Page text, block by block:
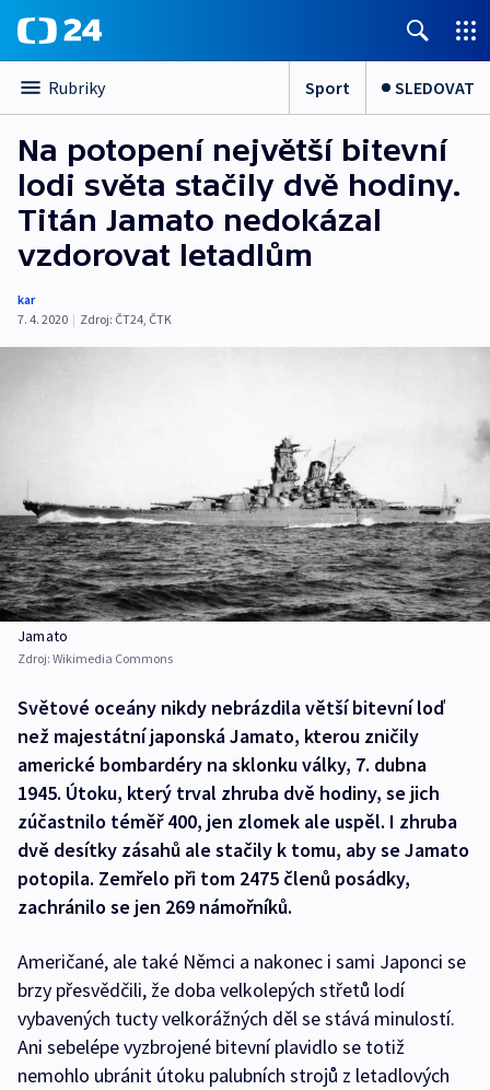
Rubriky Sport SLEDOVAT
Na potopení největší bitevní
lodi světa stačily dvě hodiny.
Titán Jamato nedokázal
vzdorovat letadlům
kar
7. 4. 2020 | Zdroj: ČT24, ČTK
Jamato
Zdroj: Wikimedia Commons
Světové oceány nikdy nebrázdila větší bitevní loď
než majestátní japonská Jamato, kterou zničily
americké bombardéry na sklonku války, 7. dubna
1945. Útoku, který trval zhruba dvě hodiny, se jich
zúčastnilo téměř 400, jen zlomek ale uspěl. I zhruba
dvě desítky zásahů ale stačily k tomu, aby se Jamato
potopila. Zemřelo při tom 2475 členů posádky,
zachránilo se jen 269 námořníků.
Američané, ale také Němci a nakonec i sami Japonci se
brzy přesvědčili, že doba velkolepých střetů lodí
vybavených tucty velkorážných děl se stává minulostí.
Ani sebelépe vyzbrojené bitevní plavidlo se totiž
nemohlo ubránit útoku palubních strojů z letadlových